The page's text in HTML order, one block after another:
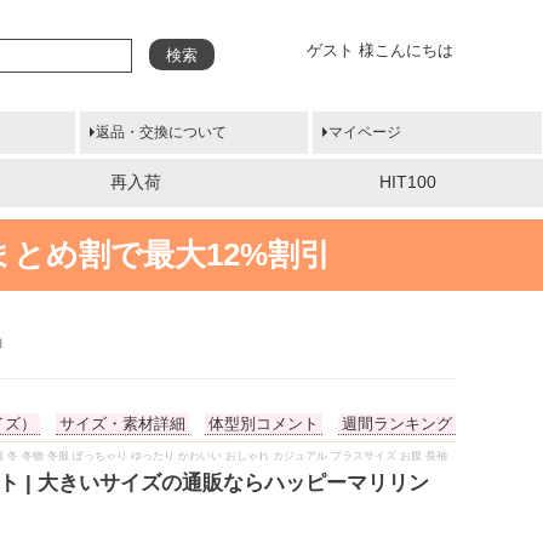
ゲスト 様こんにちは
検索
返品・交換について マイページ
再入荷 HIT100
め割で最大12%割引
） サイズ・素材詳細 体型別コメント 週間ランキング
冬物 冬服 ぽっちゃり ゆったり かわいい おしゃれ カジュアル プラスサイズ お腹 長袖
| 大きいサイズの通販ならハッピーマリリン